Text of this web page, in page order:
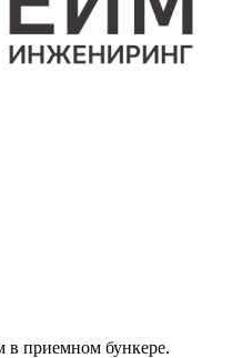
в приемном бункере.